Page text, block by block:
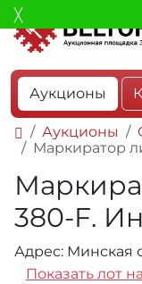
Аукционы
Аукционы
Маркиратор
380-F.
Адрес: Минская
Показать лот